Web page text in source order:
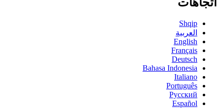
Shqip
العربية
English
Français
Deutsch
Bahasa Indonesia
Italiano
Português
Русский
Español